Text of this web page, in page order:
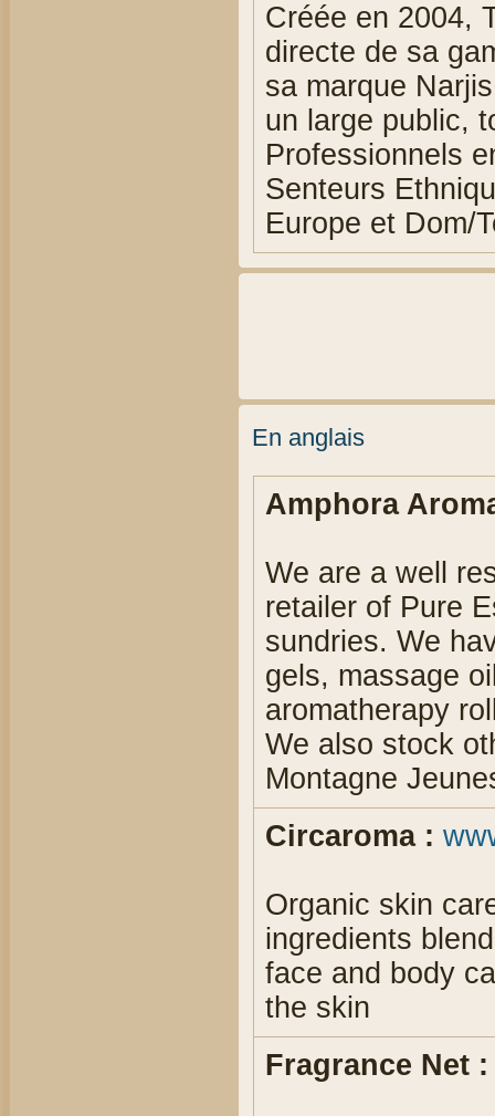
Créée en 2004,
directe de sa
sa marque
un large public,
Professionnels
Senteurs
Europe et Dom/
En anglais
Amphora
We are a well
retailer of Pure
sundries. We
gels, massage
aromatherapy
We also stock
Montagne
Circaroma :
Organic skin
ingredients
face and body
the skin
Fragrance Net :